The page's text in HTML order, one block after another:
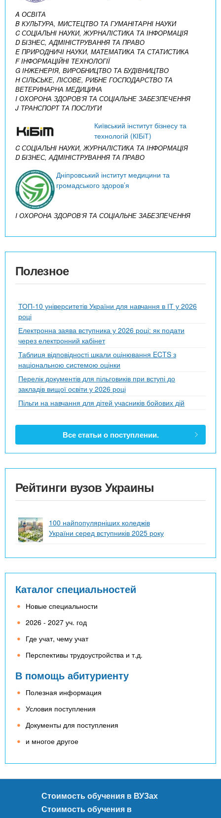
A ОСВІТА
B КУЛЬТУРА, МИСТЕЦТВО ТА ГУМАНІТАРНІ НАУКИ
C СОЦІАЛЬНІ НАУКИ, ЖУРНАЛІСТИКА ТА ІНФОРМАЦІЯ
D БІЗНЕС, АДМІНІСТРУВАННЯ ТА ПРАВО
E ПРИРОДНИЧІ НАУКИ, МАТЕМАТИКА ТА СТАТИСТИКА
F ІНФОРМАЦІЙНІ ТЕХНОЛОГІЇ
G ІНЖЕНЕРІЯ, ВИРОБНИЦТВО ТА БУДІВНИЦТВО
H СІЛЬСЬКЕ, ЛІСОВЕ, РИБНЕ ГОСПОДАРСТВО ТА
ВЕТЕРИНАРНА МЕДИЦИНА
I ОХОРОНА ЗДОРОВ’Я ТА СОЦІАЛЬНЕ ЗАБЕЗПЕЧЕННЯ
J ТРАНСПОРТ ТА ПОСЛУГИ
Київський інститут бізнесу та
технологій (КІБіТ)
C СОЦІАЛЬНІ НАУКИ, ЖУРНАЛІСТИКА ТА ІНФОРМАЦІЯ
D БІЗНЕС, АДМІНІСТРУВАННЯ ТА ПРАВО
Дніпровський інститут медицини та
громадського здоров’я
I ОХОРОНА ЗДОРОВ’Я ТА СОЦІАЛЬНЕ ЗАБЕЗПЕЧЕННЯ
Полезное
ТОП-10 університетів України для навчання в ІТ у 2026
році
Електронна заява вступника у 2026 році: як подати
через електронний кабінет
Таблиця відповідності шкали оцінювання ECTS з
національною системою оцінки
Перелік документів для пільговиків при вступі до
закладів вищої освіти у 2026 році
Пільги на навчання для дітей учасників бойових дій
Все статьи о поступлении.
Рейтинги вузов Украины
100 найпопулярніших коледжів
України серед вступників 2025 року
Каталог специальностей
Новые специальности
2026 - 2027 уч. год
Где учат, чему учат
Перспективы трудоустройства и т.д.
В помощь абитуриенту
Полезная информация
Условия поступления
Документы для поступления
и многое другое
Стоимость обучения в ВУЗах
Стоимость обучения в